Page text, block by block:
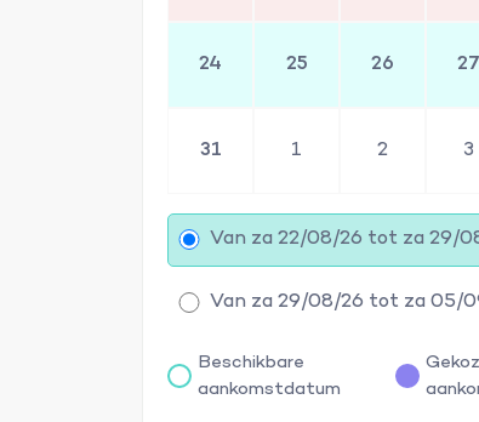
24 25 26 27
31 1 2 3
Van za 22/08/26 tot za 29/
Van za 29/08/26 tot za 05/
Beschikbare
aankomstdatum